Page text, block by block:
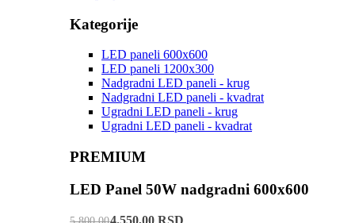
Kategorije
LED paneli 600x600
LED paneli 1200x300
Nadgradni LED paneli - krug
Nadgradni LED paneli - kvadrat
Ugradni LED paneli - krug
Ugradni LED paneli - kvadrat
PREMIUM
LED Panel 50W nadgradni 600x600
4.550,00 RSD